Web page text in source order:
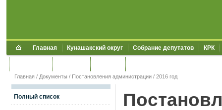
Главная Кунашакский округ Собрание депутатов КРК
Главная / Документы / Постановления администрации / 2016 год
Полный список